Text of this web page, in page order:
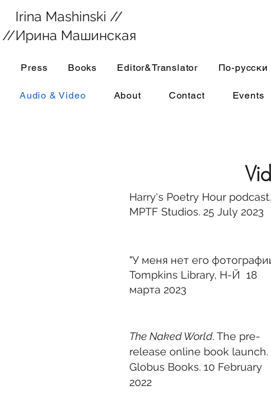
Irina Mashinski //
//Ирина Машинская
Press Books Editor&Translator По-русски
Audio & Video About Contact Events
Harry's Poetry Hour podcast.
MPTF Studios. 25 July 2023
"У меня нет его
Tompkins Library, Н-Й 18
марта 2023
The Naked World. The pre-
release online book launch.
Globus Books. 10 February
2022